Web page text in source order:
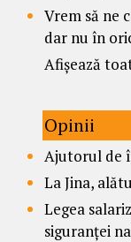
Vrem să ne
dar nu în
Afișează
Opinii
Ajutorul de
La Jina,
Legea
siguranței